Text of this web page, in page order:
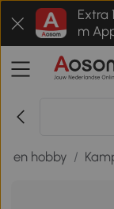
Extra
m
en hobby /